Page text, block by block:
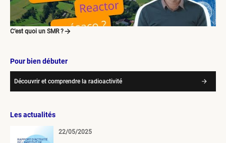
C’est quoi un SMR ?
Pour bien débuter
Découvrir et comprendre la radioactivité
Les actualités
22/05/2025